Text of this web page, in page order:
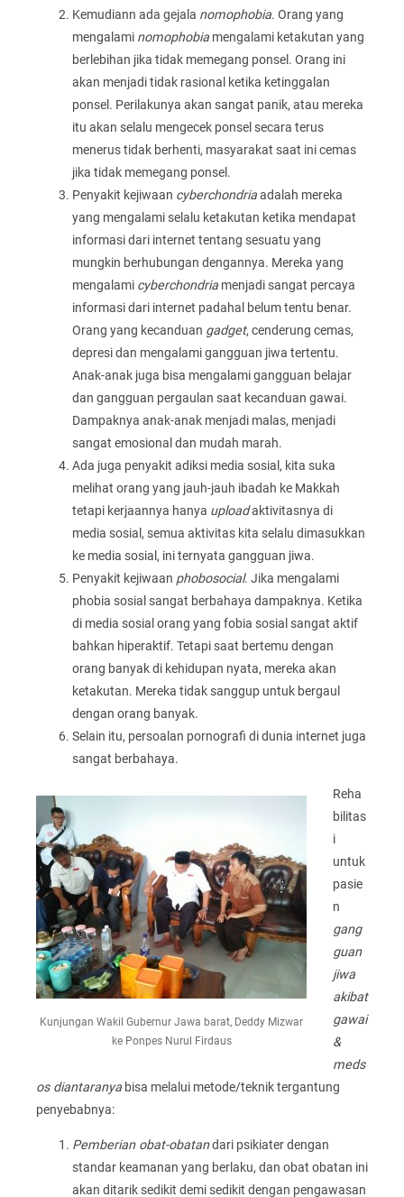
Kemudiann ada gejala nomophobia. Orang yang
mengalami nomophobia mengalami ketakutan yang
berlebihan jika tidak memegang ponsel. Orang ini
akan menjadi tidak rasional ketika ketinggalan
ponsel. Perilakunya akan sangat panik, atau mereka
itu akan selalu mengecek ponsel secara terus
menerus tidak berhenti, masyarakat saat ini cemas
jika tidak memegang ponsel.
Penyakit kejiwaan cyberchondriaadalah mereka
yang mengalami selalu ketakutan ketika mendapat
informasi dari internet tentang sesuatu yang
mungkin berhubungan dengannya. Mereka yang
mengalami cyberchondria menjadi sangat percaya
informasi dari internet padahal belum tentu benar.
Orang yang kecanduan gadget, cenderung cemas,
depresi dan mengalami gangguan jiwa tertentu.
Anak-anak juga bisa mengalami gangguan belajar
dan gangguan pergaulan saat kecanduan gawai.
Dampaknya anak-anak menjadi malas, menjadi
sangat emosional dan mudah marah.
Ada juga penyakit adiksi media sosial, kita suka
melihat orang yang jauh-jauh ibadah ke Makkah
tetapi kerjaannya hanya uploadaktivitasnya di
media sosial, semua aktivitas kita selalu dimasukkan
ke media sosial, ini ternyata gangguan jiwa.
Penyakit kejiwaan phobosocial. Jika mengalami
phobia sosial sangat berbahaya dampaknya. Ketika
di media sosial orang yang fobia sosial sangat aktif
bahkan hiperaktif. Tetapi saat bertemu dengan
orang banyak di kehidupan nyata, mereka akan
ketakutan. Mereka tidak sanggup untuk bergaul
dengan orang banyak.
Selain itu, persoalan pornografi di dunia internet juga
sangat berbahaya.
Kunjungan Wakil Gubernur Jawa barat, Deddy Mizwar
ke Ponpes Nurul Firdaus
Reha
bilitas
i
untuk
pasie
n
gang
guan
jiwa
akibat
gawai
&
meds
os diantaranya bisa melalui metode/teknik tergantung
penyebabnya:
Pemberian obat-obatandari psikiater dengan
standar keamanan yang berlaku, dan obat obatan ini
akan ditarik sedikit demi sedikit dengan pengawasan